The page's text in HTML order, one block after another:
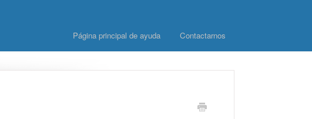
Página principal de ayuda Contactarnos